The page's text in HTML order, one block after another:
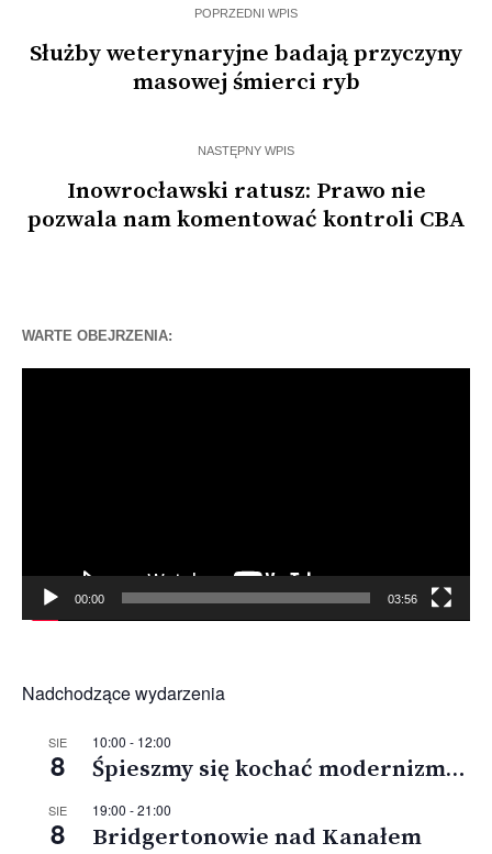
POPRZEDNI WPIS
Służby weterynaryjne badają przyczyny
masowej śmierci ryb
NASTĘPNY WPIS
Inowrocławski ratusz: Prawo nie
pozwala nam komentować kontroli CBA
WARTE OBEJRZENIA:
00:00 03:56
Nadchodzące wydarzenia
SIE
8
10:00 - 12:00
Śpieszmy się kochać modernizm…
SIE
8
19:00 -21:00
Bridgertonowie nad Kanałem